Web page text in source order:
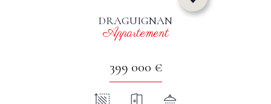
DRAGUIGNAN
Appartement
399 000 €